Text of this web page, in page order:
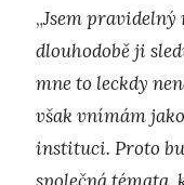
„Jsem pravidelný
dlouhodobě ji
mne to leckdy
však vnímám
instituci. Proto